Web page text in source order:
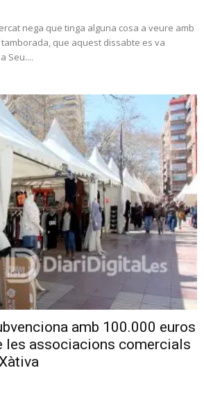
nega que tinga alguna cosa a veure amb
que aquest dissabte es va
Seu....
amb 100.000 euros
les associacions comercials